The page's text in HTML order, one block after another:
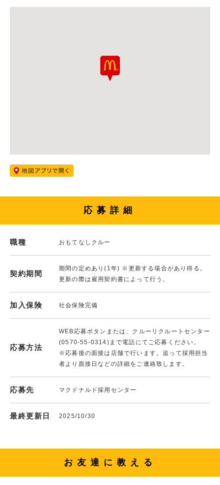
応募詳細
職種 おもてなしクルー
契約期間
期間の定めあり(1年) ※更新する場合があり得る。
更新の際は雇用契約書によって行う。
加入保険 社会保険完備
応募方法
WEB応募ボタンまたは、クルーリクルートセンター
(0570-55-0314)まで電話にてご応募ください。
※応募後の面接は店舗で行います。追って採用担当
者より面接日などの詳細をご連絡致します。
応募先 マクドナルド採用センター
最終更新日 2025/10/30
お友達に教える